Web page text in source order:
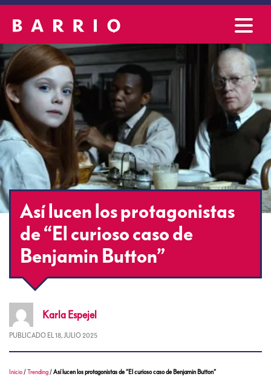
Así lucen los protagonistas
de “El curioso caso de
Benjamin Button”
Karla Espejel
PUBLICADO EL 18, JULIO 2025
Inicio /Trending /Así lucen los protagonistas de “El curioso caso de Benjamin Button”